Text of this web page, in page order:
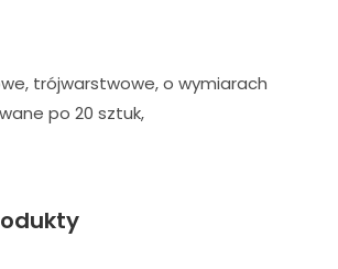
trójwarstwowe, o wymiarach
po 20 sztuk,